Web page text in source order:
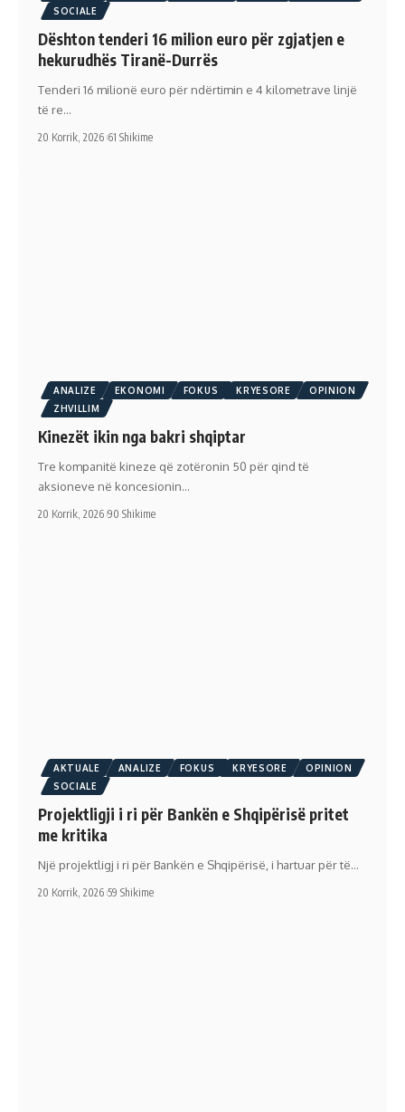
SOCIALE
Dështon tenderi 16 milion euro për zgjatjen e
hekurudhës Tiranë-Durrës
Tenderi 16 milionë euro për ndërtimin e 4 kilometrave linjë
të re…
20 Korrik, 2026 61 Shikime
ANALIZE EKONOMI FOKUS KRYESORE
OPINION
ZHVILLIM
Kinezët ikin nga bakri shqiptar
Tre kompanitë kineze që zotëronin 50 për qind të
aksioneve në koncesionin…
20 Korrik, 2026 90 Shikime
AKTUALE ANALIZE FOKUS KRYESORE
OPINION
SOCIALE
Projektligji i ri për Bankën e Shqipërisë pritet
me kritika
Një projektligj i ri për Bankën e Shqipërisë, i hartuar për të…
20 Korrik, 2026 59 Shikime